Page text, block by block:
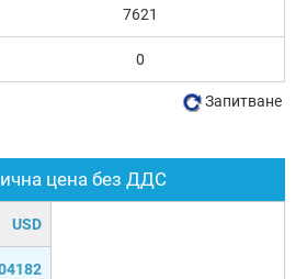
цена без ДДС
USD
7621
0
Запитване